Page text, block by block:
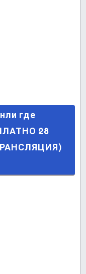
где СМОТРЕТЬ
2021
МСК.
где
28